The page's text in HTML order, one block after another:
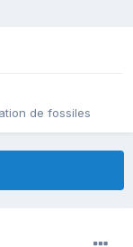
de fossiles